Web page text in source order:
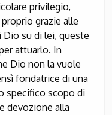
privilegio,
grazie alle
su di lei, queste
attuarlo. In
Dio non la vuole
fondatrice di una
specifico scopo di
devozione alla